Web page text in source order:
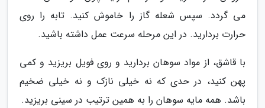
می گردد. سپس شعله گاز را خاموش کنید. تابه را روی
حرارت بردارید. در این مرحله سرعت عمل داشته باشید.
با قاشق، از مواد سوهان بردارید و روی فویل بریزید و کمی
پهن کنید، در حدی که نه خیلی نازک و نه خیلی ضخیم
باشد. همه مایه سوهان را به همین ترتیب در سینی بریزید.